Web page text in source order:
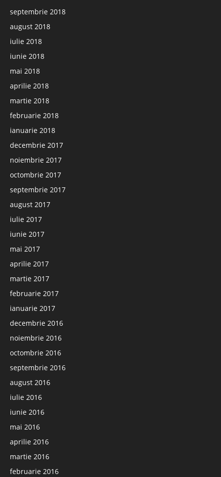
septembrie 2018
august 2018
iulie 2018
iunie 2018
mai 2018
aprilie 2018
martie 2018
februarie 2018
ianuarie 2018
decembrie 2017
noiembrie 2017
octombrie 2017
septembrie 2017
august 2017
iulie 2017
iunie 2017
mai 2017
aprilie 2017
martie 2017
februarie 2017
ianuarie 2017
decembrie 2016
noiembrie 2016
octombrie 2016
septembrie 2016
august 2016
iulie 2016
iunie 2016
mai 2016
aprilie 2016
martie 2016
februarie 2016